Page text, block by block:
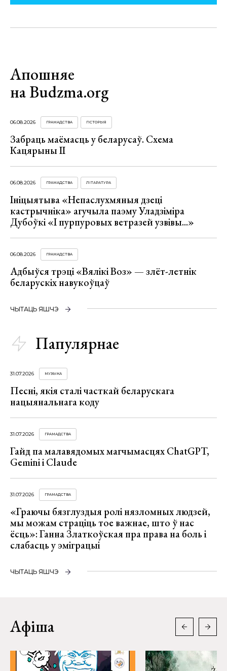
Апошняе
на Budzma.org
06.08.2026 ГРАМАДСТВА ГІСТОРЫЯ
Забраць маёмасць у беларусаў. Схема
Кацярыны ІІ
06.08.2026 ГРАМАДСТВА ЛІТАРАТУРА
Ініцыятыва «Непаслухмяныя дзеці
кастрычніка» агучыла паэму Уладзіміра
Дубоўкі «І пурпуровых ветразей узвівы...»
06.08.2026 ГРАМАДСТВА
Адбыўся трэці «Вялікі Воз» — злёт-летнік
беларускіх навукоўцаў
ЧЫТАЦЬ ЯШЧЭ
Папулярнае
31.07.2026 МУЗЫКА
Песні, якія сталі часткай беларускага
нацыянальнага коду
31.07.2026 ГРАМАДСТВА
Гайд па малавядомых магчымасцях ChatGPT,
Gemini і Claude
31.07.2026 ГРАМАДСТВА
«Граючы бязглуздыя ролі нязломных людзей,
мы можам страціць тое важнае, што ў нас
ёсць»: Ганна Златкоўская пра права на боль і
слабасць у эміграцыі
ЧЫТАЦЬ ЯШЧЭ
Афіша